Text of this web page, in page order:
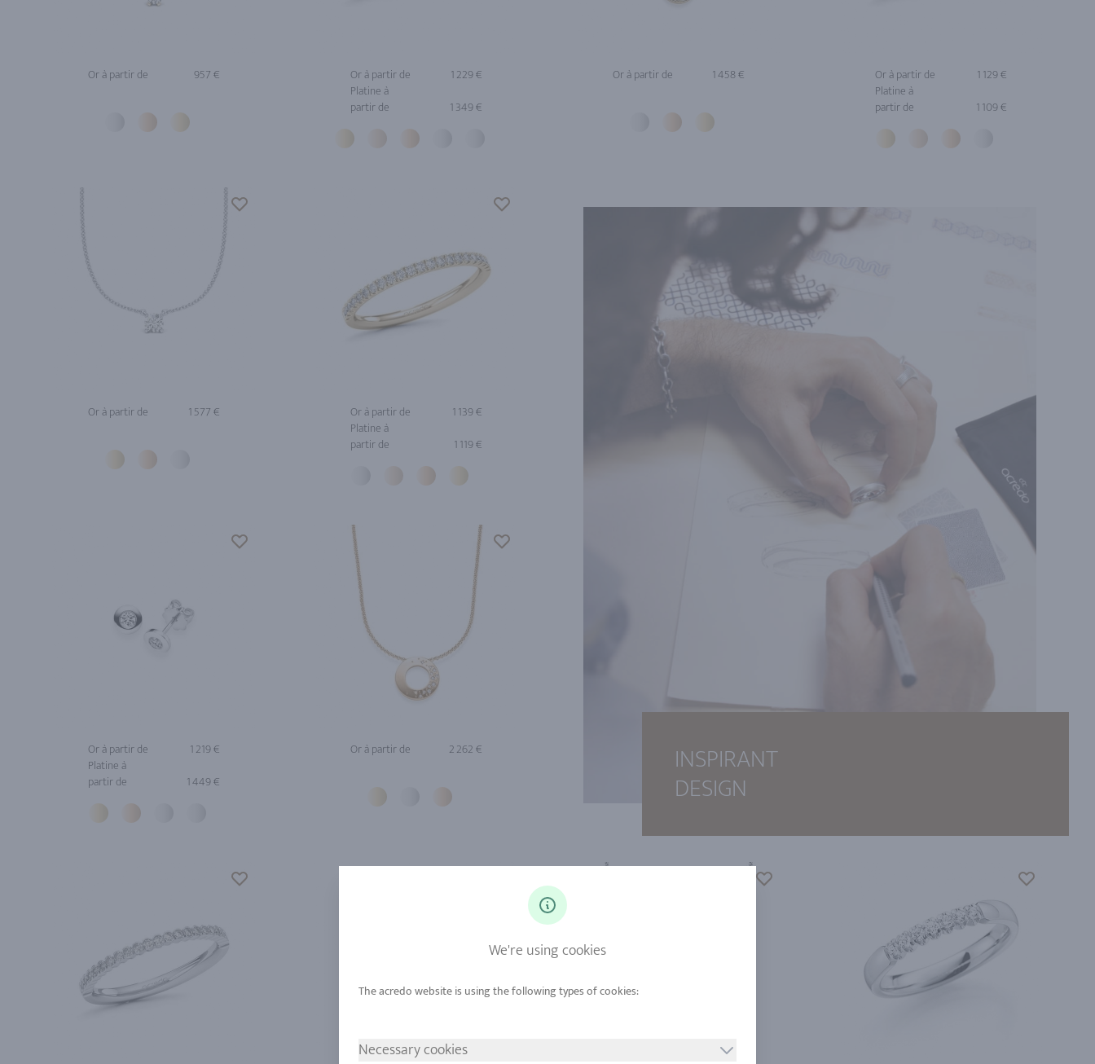
Or à partir de 957 € Or à partir de
1 229 €
Platine à
partir de
1 349 €
Or à partir de 1 458 € Or à partir de
1 129 €
Platine à
partir de
1 109 €
Or à partir de 1 577 € Or à partir de
1 139 €
Platine à
partir de
1 119 €
INSPIRANT
DESIGN
Or à partir de
1 219 €
Platine à
partir de
1 449 €
Or à partir de 2 262 €
We're using cookies
Necessary cookies